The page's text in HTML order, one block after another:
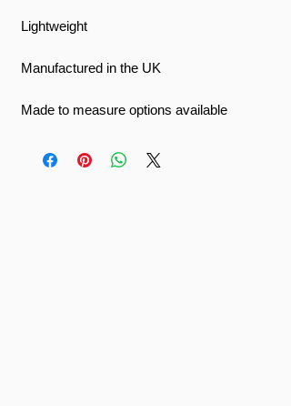
Lightweight
Manufactured in the UK
Made to measure options available